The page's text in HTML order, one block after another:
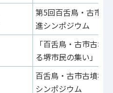
第5回百舌鳥・古市
進シンポジウム
「百舌鳥・古市古墳
る堺市民の集い」
百舌鳥・古市古墳群
シンポジウム